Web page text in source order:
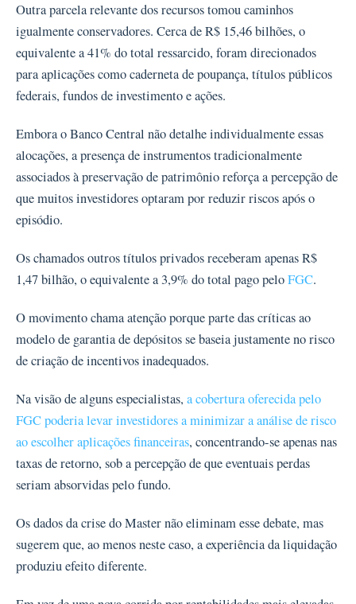
Outra parcela relevante dos recursos tomou caminhos
igualmente conservadores. Cerca de R$ 15,46 bilhões, o
equivalente a 41% do total ressarcido, foram direcionados
para aplicações como caderneta de poupança, títulos públicos
federais, fundos de investimento e ações.
Embora o Banco Central não detalhe individualmente essas
alocações, a presença de instrumentos tradicionalmente
associados à preservação de patrimônio reforça a percepção de
que muitos investidores optaram por reduzir riscos após o
episódio.
Os chamados outros títulos privados receberam apenas R$
1,47 bilhão, o equivalente a 3,9% do total pago peloFGC.
O movimento chama atenção porque parte das críticas ao
modelo de garantia de depósitos se baseia justamente no risco
de criação de incentivos inadequados.
Na visão de alguns especialistas, a cobertura oferecida pelo
FGC poderia levar investidores a minimizar a análise de risco
ao escolher aplicações financeiras, concentrando-se apenas nas
taxas de retorno, sob a percepção de que eventuais perdas
seriam absorvidas pelo fundo.
Os dados da crise do Master não eliminam esse debate, mas
sugerem que, ao menos neste caso, a experiência da liquidação
produziu efeito diferente.